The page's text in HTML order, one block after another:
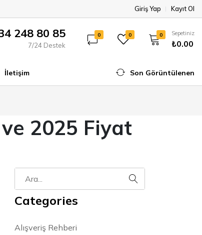
Giriş Yap Kayıt Ol
248 80 85
7/24 Destek
0 0 0 Sepetiniz
₺0.00
İletişim Son Görüntülenen
2025 Fiyat
Categories
Alışveriş Rehberi